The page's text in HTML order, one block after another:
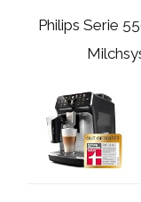
Philips Serie